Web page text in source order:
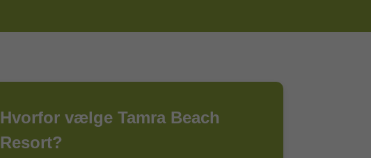
Hvorfor vælge Tamra Beach
Resort?